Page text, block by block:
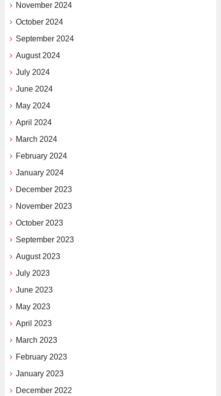
November 2024
October 2024
September 2024
August 2024
July 2024
June 2024
May 2024
April 2024
March 2024
February 2024
January 2024
December 2023
November 2023
October 2023
September 2023
August 2023
July 2023
June 2023
May 2023
April 2023
March 2023
February 2023
January 2023
December 2022